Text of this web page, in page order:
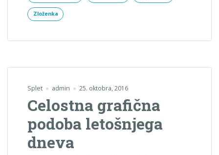
Zloženka
Splet admin 25. oktobra, 2016
Celostna grafična
podoba letošnjega
dneva